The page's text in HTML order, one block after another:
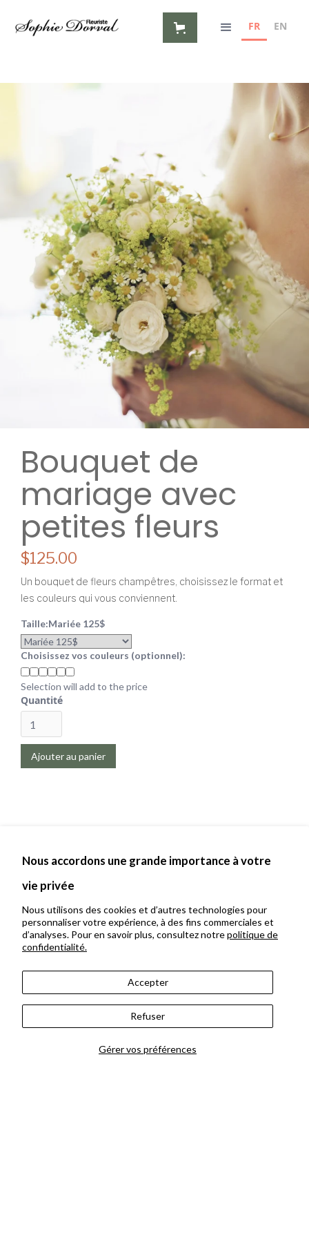
Nous accordons une grande importance à votre
vie privée
Nous utilisons des cookies et d’autres technologies pour
personnaliser votre expérience, à des fins commerciales et
d’analyses. Pour en savoir plus, consultez notrepolitique de
confidentialité.
Gérer vos préférences
Accepter
Refuser
FR EN
Bouquet de
mariage avec
petites fleurs
$125.00
Un bouquet de fleurs champêtres, choisissez le format et
les couleurs qui vous conviennent.
Taille:Mariée 125$
Choisissez vos couleurs (optionnel):
Selection will add to the price
Quantité
Offrir le bouquet du